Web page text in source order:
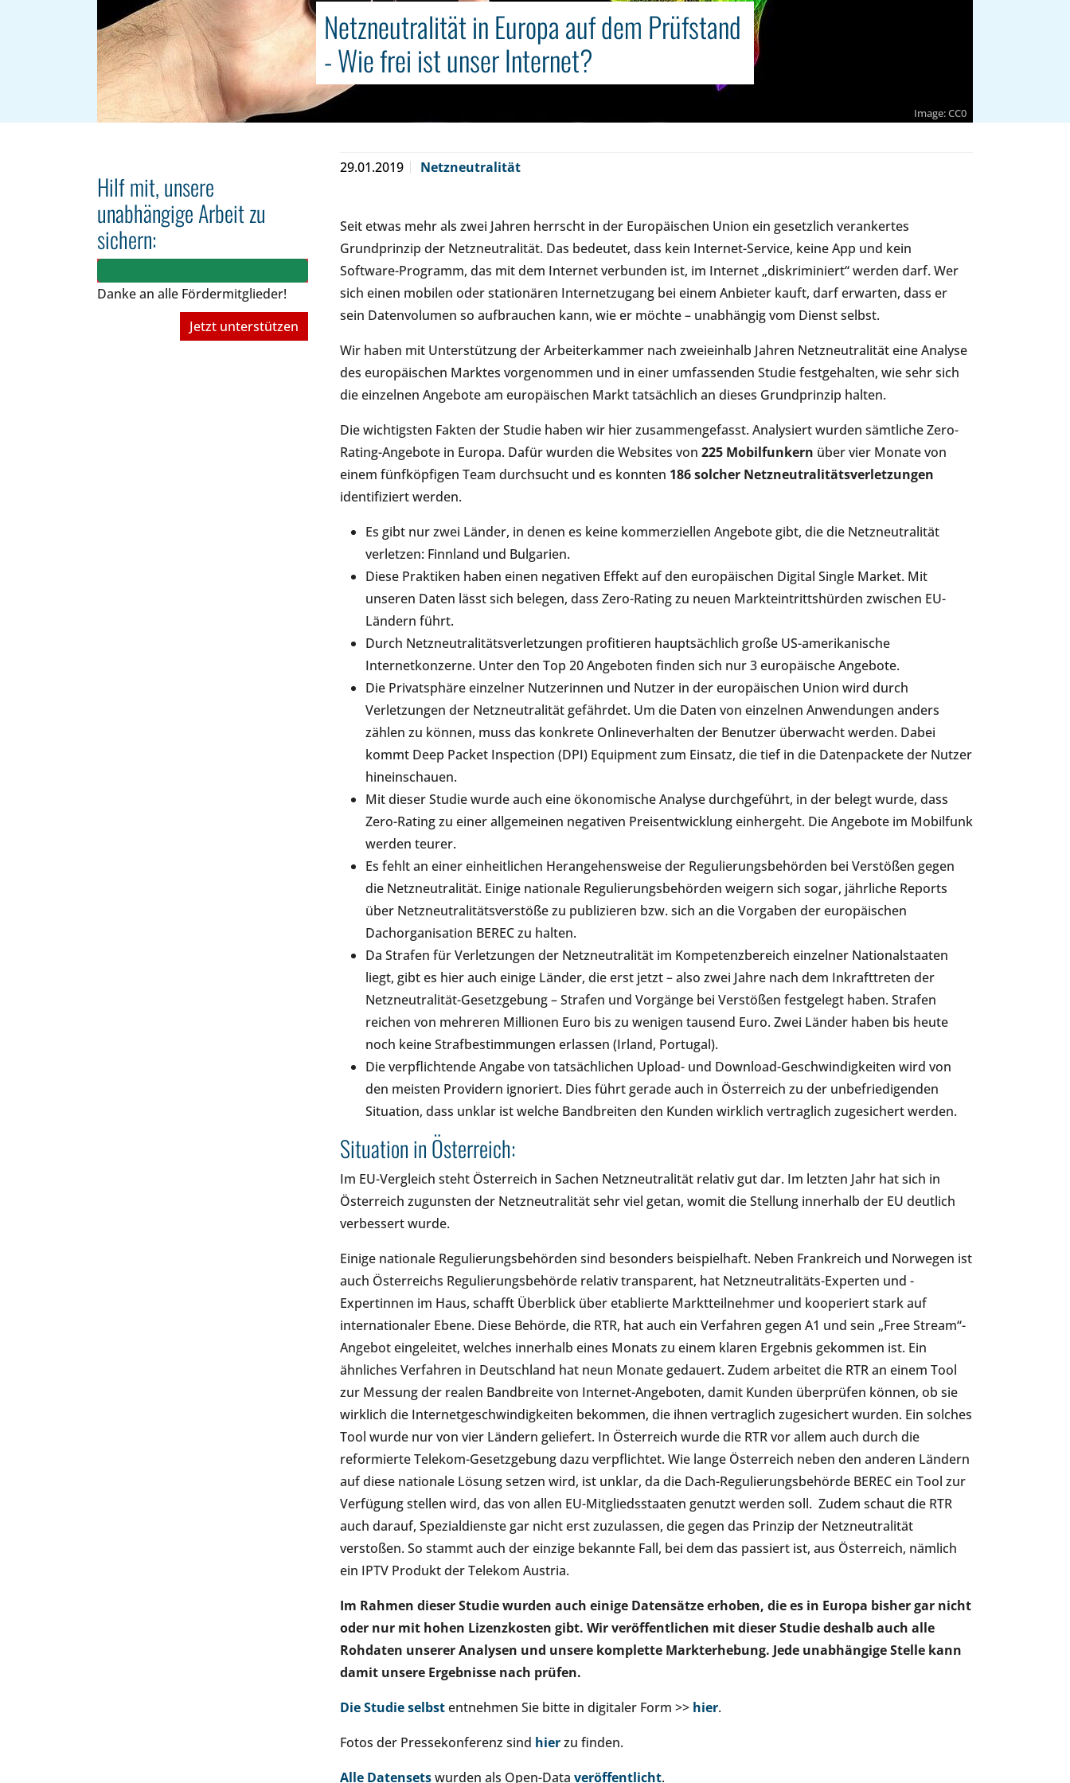
CC0
Netzneutralität in Europa auf dem Prüfstand
- Wie frei ist unser Internet?
Hilf mit, unsere
unabhängige Arbeit zu
sichern:
Danke an alle Fördermitglieder!
Jetzt unterstützen
29.01.2019 Netzneutralität
Seit etwas mehr als zwei Jahren herrscht in der Europäischen Union ein gesetzlich verankertes
Grundprinzip der Netzneutralität. Das bedeutet, dass kein Internet-Service, keine App und kein
Software-Programm, das mit dem Internet verbunden ist, im Internet „diskriminiert“ werden darf. Wer
sich einen mobilen oder stationären Internetzugang bei einem Anbieter kauft, darf erwarten, dass er
sein Datenvolumen so aufbrauchen kann, wie er möchte – unabhängig vom Dienst selbst.
Wir haben mit Unterstützung der Arbeiterkammer nach zweieinhalb Jahren Netzneutralität eine Analyse
des europäischen Marktes vorgenommen und in einer umfassenden Studie festgehalten, wie sehr sich
die einzelnen Angebote am europäischen Markt tatsächlich an dieses Grundprinzip halten.
Die wichtigsten Fakten der Studie haben wir hier zusammengefasst. Analysiert wurden sämtliche Zero-
Rating-Angebote in Europa. Dafür wurden die Websites von 225 Mobilfunkern über vier Monate von
einem fünfköpfigen Team durchsucht und es konnten 186 solcher Netzneutralitätsverletzungen
identifiziert werden.
Es gibt nur zwei Länder, in denen es keine kommerziellen Angebote gibt, die die Netzneutralität
verletzen: Finnland und Bulgarien.
Diese Praktiken haben einen negativen Effekt auf den europäischen Digital Single Market. Mit
unseren Daten lässt sich belegen, dass Zero-Rating zu neuen Markteintrittshürden zwischen EU-
Ländern führt.
Durch Netzneutralitätsverletzungen profitieren hauptsächlich große US-amerikanische
Internetkonzerne. Unter den Top 20 Angeboten finden sich nur 3 europäische Angebote.
Die Privatsphäre einzelner Nutzerinnen und Nutzer in der europäischen Union wird durch
Verletzungen der Netzneutralität gefährdet. Um die Daten von einzelnen Anwendungen anders
zählen zu können, muss das konkrete Onlineverhalten der Benutzer überwacht werden. Dabei
kommt Deep Packet Inspection (DPI) Equipment zum Einsatz, die tief in die Datenpackete der Nutzer
hineinschauen.
Mit dieser Studie wurde auch eine ökonomische Analyse durchgeführt, in der belegt wurde, dass
Zero-Rating zu einer allgemeinen negativen Preisentwicklung einhergeht. Die Angebote im Mobilfunk
werden teurer.
Es fehlt an einer einheitlichen Herangehensweise der Regulierungsbehörden bei Verstößen gegen
die Netzneutralität. Einige nationale Regulierungsbehörden weigern sich sogar, jährliche Reports
über Netzneutralitätsverstöße zu publizieren bzw. sich an die Vorgaben der europäischen
Dachorganisation BEREC zu halten.
Da Strafen für Verletzungen der Netzneutralität im Kompetenzbereich einzelner Nationalstaaten
liegt, gibt es hier auch einige Länder, die erst jetzt – also zwei Jahre nach dem Inkrafttreten der
Netzneutralität-Gesetzgebung – Strafen und Vorgänge bei Verstößen festgelegt haben. Strafen
reichen von mehreren Millionen Euro bis zu wenigen tausend Euro. Zwei Länder haben bis heute
noch keine Strafbestimmungen erlassen (Irland, Portugal).
Die verpflichtende Angabe von tatsächlichen Upload- und Download-Geschwindigkeiten wird von
den meisten Providern ignoriert. Dies führt gerade auch in Österreich zu der unbefriedigenden
Situation, dass unklar ist welche Bandbreiten den Kunden wirklich vertraglich zugesichert werden.
Situation in Österreich:
Im EU-Vergleich steht Österreich in Sachen Netzneutralität relativ gut dar. Im letzten Jahr hat sich in
Österreich zugunsten der Netzneutralität sehr viel getan, womit die Stellung innerhalb der EU deutlich
verbessert wurde.
Einige nationale Regulierungsbehörden sind besonders beispielhaft. Neben Frankreich und Norwegen ist
auch Österreichs Regulierungsbehörde relativ transparent, hat Netzneutralitäts-Experten und -
Expertinnen im Haus, schafft Überblick über etablierte Marktteilnehmer und kooperiert stark auf
internationaler Ebene. Diese Behörde, die RTR, hat auch ein Verfahren gegen A1 und sein „Free Stream“-
Angebot eingeleitet, welches innerhalb eines Monats zu einem klaren Ergebnis gekommen ist. Ein
ähnliches Verfahren in Deutschland hat neun Monate gedauert. Zudem arbeitet die RTR an einem Tool
zur Messung der realen Bandbreite von Internet-Angeboten, damit Kunden überprüfen können, ob sie
wirklich die Internetgeschwindigkeiten bekommen, die ihnen vertraglich zugesichert wurden. Ein solches
Tool wurde nur von vier Ländern geliefert. In Österreich wurde die RTR vor allem auch durch die
reformierte Telekom-Gesetzgebung dazu verpflichtet. Wie lange Österreich neben den anderen Ländern
auf diese nationale Lösung setzen wird, ist unklar, da die Dach-Regulierungsbehörde BEREC ein Tool zur
Verfügung stellen wird, das von allen EU-Mitgliedsstaaten genutzt werden soll. Zudem schaut die RTR
auch darauf, Spezialdienste gar nicht erst zuzulassen, die gegen das Prinzip der Netzneutralität
verstoßen. So stammt auch der einzige bekannte Fall, bei dem das passiert ist, aus Österreich, nämlich
ein IPTV Produkt der Telekom Austria.
Im Rahmen dieser Studie wurden auch einige Datensätze erhoben, die es in Europa bisher gar nicht
oder nur mit hohen Lizenzkosten gibt. Wir veröffentlichen mit dieser Studie deshalb auch alle
Rohdaten unserer Analysen und unsere komplette Markterhebung. Jede unabhängige Stelle kann
damit unsere Ergebnisse nach prüfen.
Die Studie selbstentnehmen Sie bitte in digitaler Form >> hier.
Fotos der Pressekonferenz sind hierzu finden.
Alle Datensetswurden als Open-Data veröffentlicht.